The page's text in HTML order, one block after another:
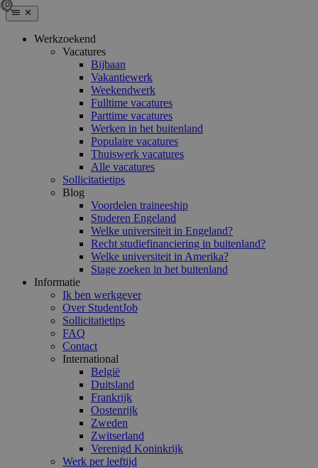
Werkzoekend
Vacatures
Bijbaan
Vakantiewerk
Weekendwerk
Fulltime vacatures
Parttime vacatures
Werken in het buitenland
Populaire vacatures
Thuiswerk vacatures
Alle vacatures
Sollicitatietips
Blog
Voordelen traineeship
Studeren Engeland
Welke universiteit in Engeland?
Recht studiefinanciering in buitenland?
Welke universiteit in Amerika?
Stage zoeken in het buitenland
Informatie
Ik ben werkgever
Over StudentJob
Sollicitatietips
FAQ
Contact
International
België
Duitsland
Frankrijk
Oostenrijk
Zweden
Zwitserland
Verenigd Koninkrijk
Werk per leeftijd